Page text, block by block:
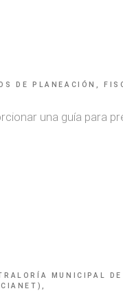
DE PLANEACIÓN,
una guía para
MUNICIPAL